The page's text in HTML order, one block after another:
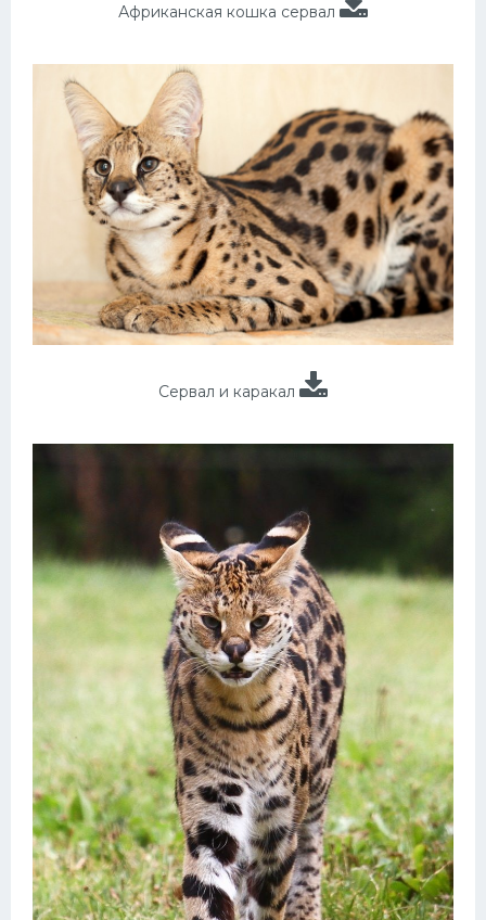
Африканская кошка сервал
Сервал и каракал